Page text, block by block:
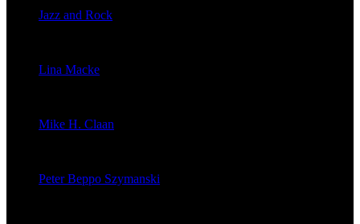
Jazz and Rock
Lina Macke
Mike H. Claan
Peter Beppo Szymanski